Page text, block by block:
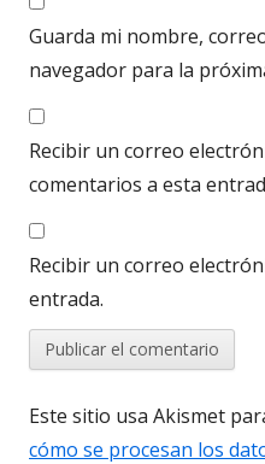
Guarda mi nombre,
navegador para la
Recibir un correo
comentarios a esta
Recibir un correo
entrada.
Este sitio usa Akismet
cómo se procesan los